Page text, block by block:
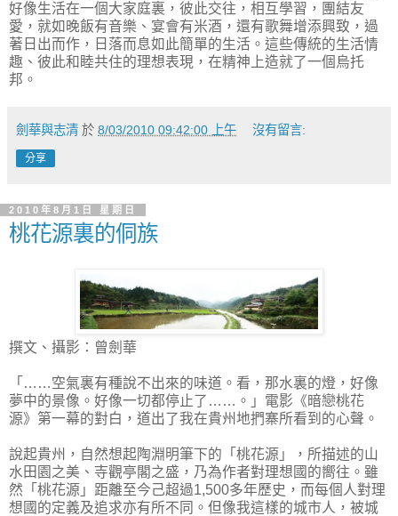
好像生活在一個大家庭裏，彼此交往，相互學習，團結友
愛，就如晚飯有音樂、宴會有米酒，還有歌舞增添興致，過
著日出而作，日落而息如此簡單的生活。這些傳統的生活情
趣、彼此和睦共住的理想表現，在精神上造就了一個烏托
邦。
劍華與志清 於 8/03/2010 09:42:00 上午 沒有留言:
分享
2010年8月1日 星期日
桃花源裏的侗族
撰文、攝影：曾劍華
「……空氣裏有種說不出來的味道。看，那水裏的燈，好像
夢中的景像。好像一切都停止了……。」電影《暗戀桃花
源》第一幕的對白，道出了我在貴州地捫寨所看到的心聲。
說起貴州，自然想起陶淵明筆下的「桃花源」，所描述的山
水田園之美、寺觀亭閣之盛，乃為作者對理想國的嚮往。雖
然「桃花源」距離至今己超過1,500多年歷史，而每個人對理
想國的定義及追求亦有所不同。但像我這樣的城市人，被城